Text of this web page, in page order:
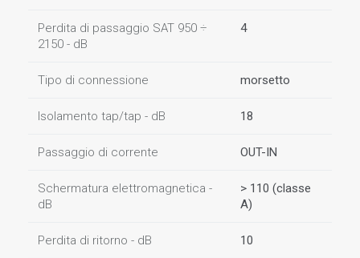
Perdita di passaggio SAT 950 ÷
2150 - dB
4
Tipo di connessione morsetto
Isolamento tap/tap - dB 18
Passaggio di corrente OUT-IN
Schermatura elettromagnetica -
dB
> 110 (classe
A)
Perdita di ritorno - dB 10